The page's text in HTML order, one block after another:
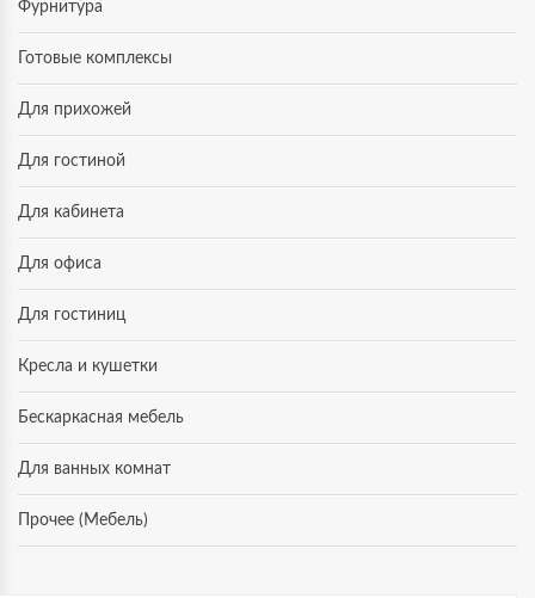
Фурнитура
Готовые комплексы
Для прихожей
Для гостиной
Для кабинета
Для офиса
Для гостиниц
Кресла и кушетки
Бескаркасная мебель
Для ванных комнат
Прочее (Мебель)